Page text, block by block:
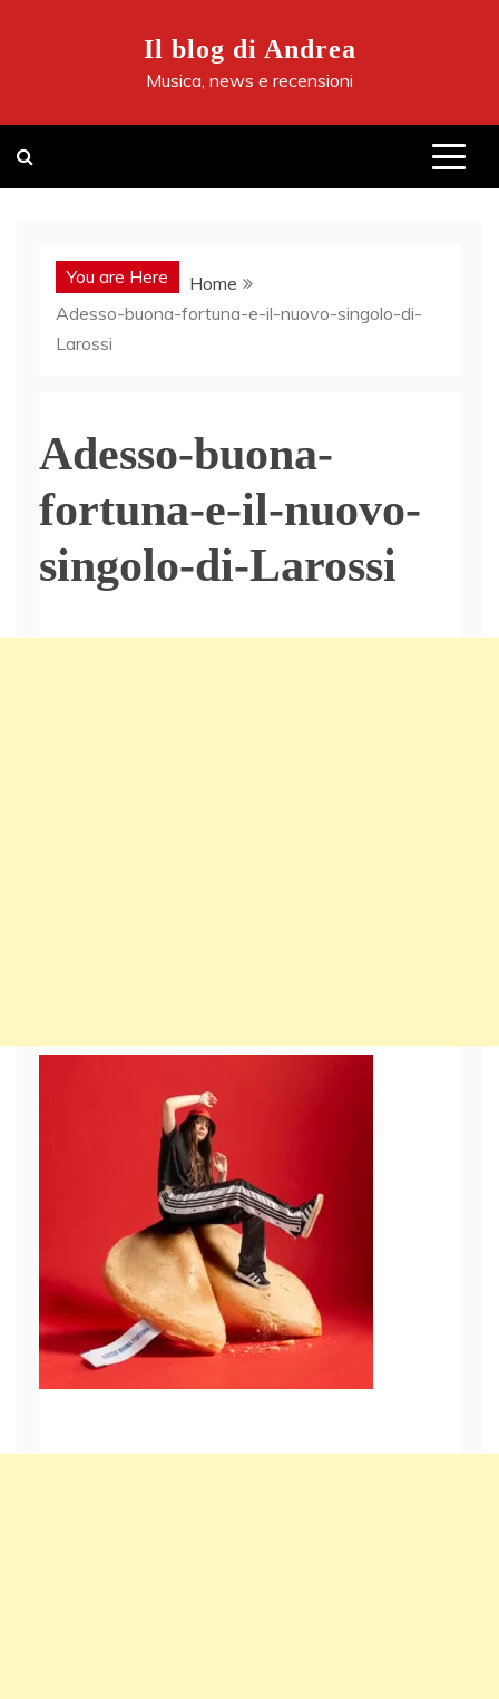
Il blog di Andrea
Musica, news e recensioni
You are Here
Home
Adesso-buona-fortuna-e-il-nuovo-singolo-di-
Larossi
Adesso-buona-
fortuna-e-il-nuovo-
singolo-di-Larossi